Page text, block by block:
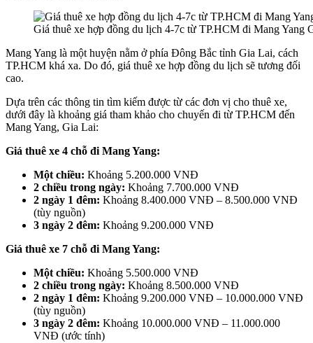
Giá thuê xe hợp đồng du lịch 4-7c từ TP.HCM đi Mang Yang
Mang Yang là một huyện nằm ở phía Đông Bắc tỉnh Gia Lai, cách
TP.HCM khá xa. Do đó, giá thuê xe hợp đồng du lịch sẽ tương đối
cao.
Dựa trên các thông tin tìm kiếm được từ các đơn vị cho thuê xe,
dưới đây là khoảng giá tham khảo cho chuyến đi từ TP.HCM đến
Mang Yang, Gia Lai:
Giá thuê xe 4 chỗ đi Mang Yang:
Một chiều: Khoảng 5.200.000 VNĐ
2 chiều trong ngày: Khoảng 7.700.000 VNĐ
2 ngày 1 đêm: Khoảng 8.400.000 VNĐ – 8.500.000 VNĐ
(tùy nguồn)
3 ngày 2 đêm: Khoảng 9.200.000 VNĐ
Giá thuê xe 7 chỗ đi Mang Yang:
Một chiều: Khoảng 5.500.000 VNĐ
2 chiều trong ngày: Khoảng 8.500.000 VNĐ
2 ngày 1 đêm: Khoảng 9.200.000 VNĐ – 10.000.000 VNĐ
(tùy nguồn)
3 ngày 2 đêm: Khoảng 10.000.000 VNĐ – 11.000.000
VNĐ (ước tính)